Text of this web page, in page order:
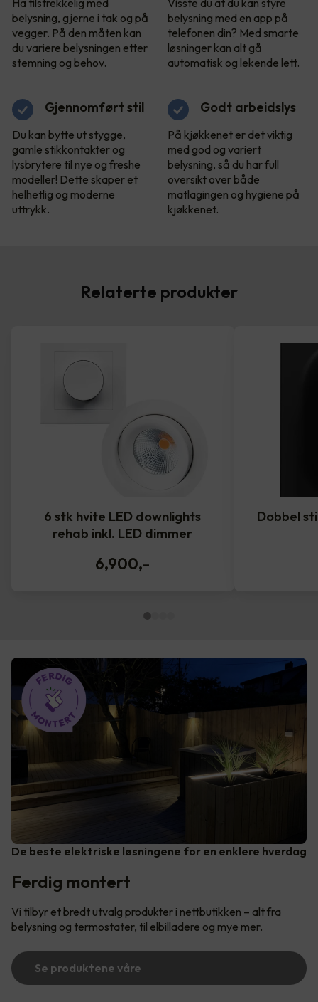
Ha tilstrekkelig med
belysning, gjerne i tak og på
vegger. På den måten kan
du variere belysningen etter
stemning og behov.
Visste du at du kan styre
belysning med en app på
telefonen din? Med smarte
løsninger kan alt gå
automatisk og lekende lett.
Gjennomført stil
Du kan bytte ut stygge,
gamle stikkontakter og
lysbrytere til nye og freshe
modeller! Dette skaper et
helhetlig og moderne
uttrykk.
Godt arbeidslys
På kjøkkenet er det viktig
med god og variert
belysning, så du har full
oversikt over både
matlagingen og hygiene på
kjøkkenet.
Relaterte produkter
6 stk hvite LED downlights
rehab inkl. LED dimmer
6,900,-
Dobbel
De beste elektriske løsningene for en enklere hverdag
Ferdig montert
Vi tilbyr et bredt utvalg produkter i nettbutikken – alt fra
belysning og termostater, til elbilladere og mye mer.
Se produktene våre